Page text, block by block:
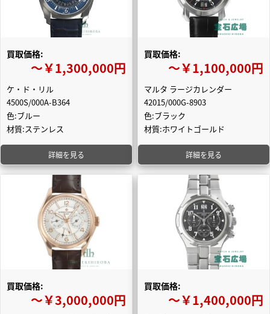
買取価格:
〜￥1,300,000円
ケ・ド・リル
4500S/000A-B364
色:ブルー
材質:ステンレス
詳細を見る
買取価格:
〜￥1,100,000円
マルタ ラージカレンダー
42015/000G-8903
色:ブラック
材質:ホワイトゴールド
詳細を見る
買取価格:
〜￥3,000,000円
買取価格:
〜￥1,400,000円